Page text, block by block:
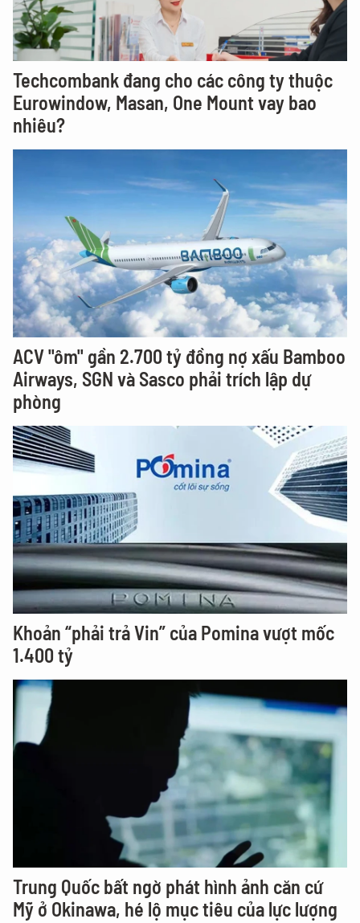
Techcombank đang cho các công ty thuộc
Eurowindow, Masan, One Mount vay bao
nhiêu?
ACV "ôm" gần 2.700 tỷ đồng nợ xấu Bamboo
Airways, SGN và Sasco phải trích lập dự
phòng
Khoản “phải trả Vin” của Pomina vượt mốc
1.400 tỷ
Trung Quốc bất ngờ phát hình ảnh căn cứ
Mỹ ở Okinawa, hé lộ mục tiêu của lực lượng